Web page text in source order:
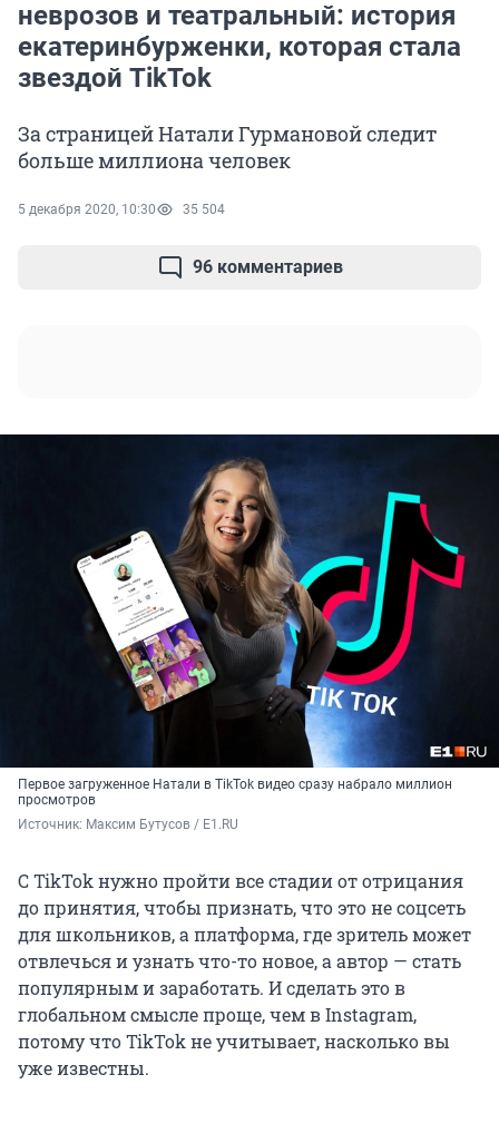
неврозов и театральный: история
екатеринбурженки, которая стала
звездой TikTok
За страницей Натали Гурмановой следит
больше миллиона человек
5 декабря 2020, 10:30 35 504
96 комментариев
Первое загруженное Натали в TikTok видео сразу набрало миллион
просмотров
Источник: Максим Бутусов / E1.RU
С TikTok нужно пройти все стадии от отрицания
до принятия, чтобы признать, что это не соцсеть
для школьников, а платформа, где зритель может
отвлечься и узнать что-то новое, а автор — стать
популярным и заработать. И сделать это в
глобальном смысле проще, чем в Instagram,
потому что TikTok не учитывает, насколько вы
уже известны.